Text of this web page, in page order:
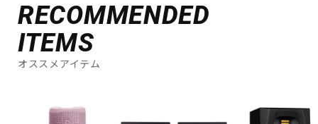
RECOMMENDED
ITEMS
オススメアイテム